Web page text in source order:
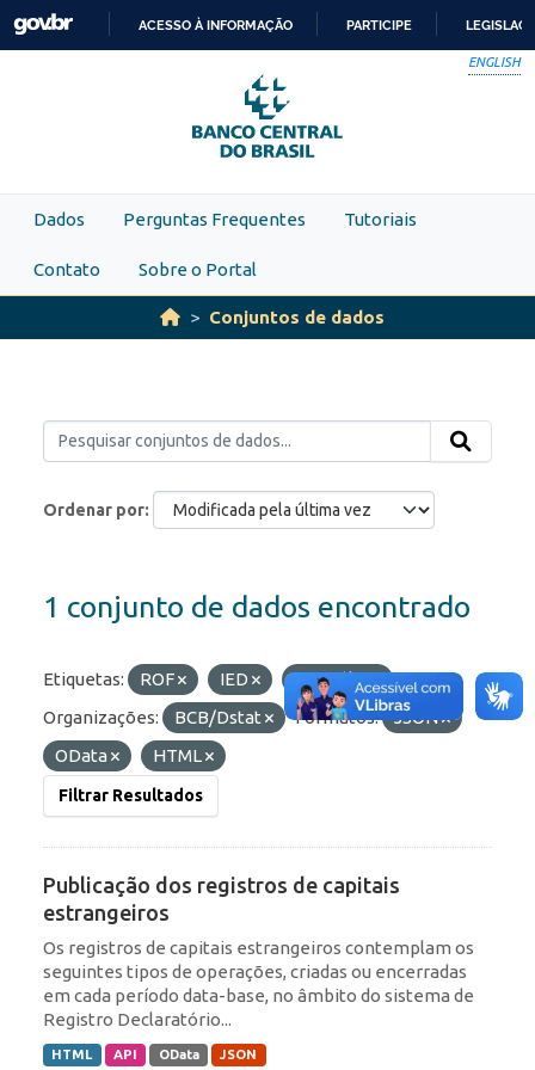
Skip to main content
PARA
O
CONTEÚDO
ACESSO À INFORMAÇÃO PARTICIPE
ENGLISH
Dados Perguntas Frequentes Tutoriais
Contato Sobre o Portal
Conjuntos de dados
Ordenar por
1 conjunto de dados encontrado
Etiquetas: ROF IED
Portfólio
Organizações:
BCB/Dstat Formatos:
JSON
OData
HTML
Filtrar Resultados
Publicação dos registros de capitais
estrangeiros
Os registros de capitais estrangeiros contemplam os
seguintes tipos de operações, criadas ou encerradas
em cada período data-base, no âmbito do sistema de
Registro Declaratório...
HTML API OData JSON